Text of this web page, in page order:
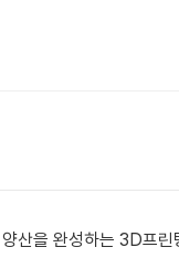
산을 완성하는 3D프린